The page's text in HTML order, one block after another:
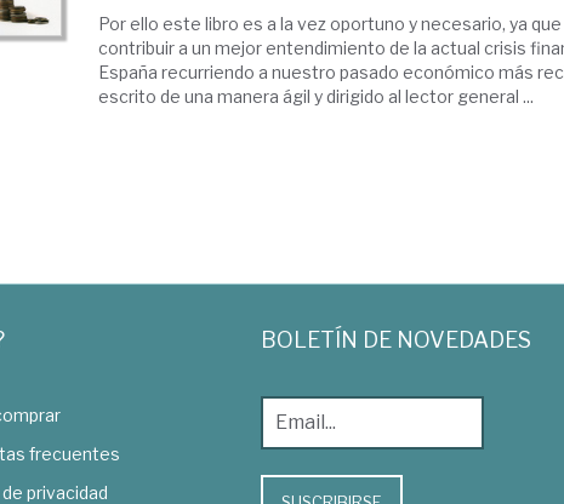
Por ello este libro es a la vez oportuno y necesario, ya
contribuir a un mejor entendimiento de la actual crisis
España recurriendo a nuestro pasado económico más
escrito de una manera ágil y dirigido al lector general ...
frecuentes
privacidad
BOLETÍN DE NOVEDADES